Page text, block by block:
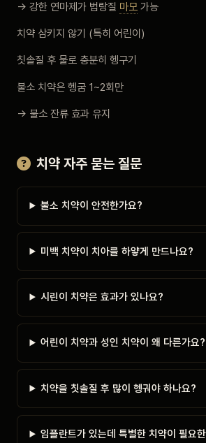
→ 강한 연마제가 법랑질 마모 가능
치약 삼키지 않기 (특히 어린이)
칫솔질 후 물로 충분히 헹구기
불소 치약은 헹굼 1~2회만
→ 불소 잔류 효과 유지
치약 자주 묻는 질문
불소 치약이 안전한가요?
미백 치약이 치아를 하얗게 만드나요?
시린이 치약은 효과가 있나요?
어린이 치약과 성인 치약이 왜 다른가요?
치약을 칫솔질 후 많이 헹궈야 하나요?
임플란트가 있는데 특별한 치약이 필요